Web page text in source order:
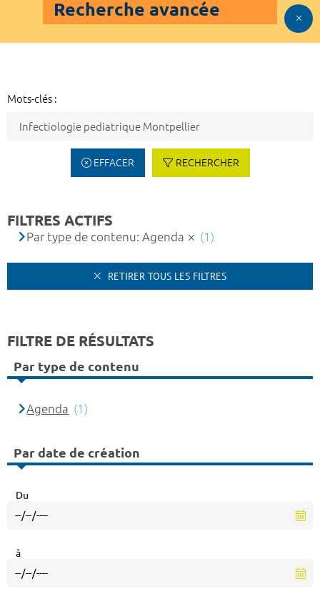
Recherche avancée
Mots-clés :
EFFACER RECHERCHER
FILTRES ACTIFS
Par type de contenu: Agenda (1)
RETIRER TOUS LES FILTRES
FILTRE DE RÉSULTATS
Par type de contenu
Agenda (1)
Par date de création
Du
à